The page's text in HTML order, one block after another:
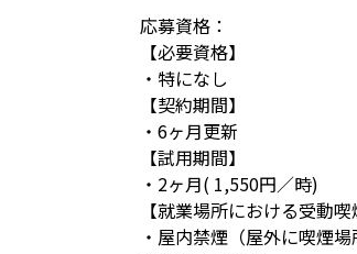
応募資格：
【必要資格】
・特になし
【契約期間】
・6ヶ月更新
【試用期間】
・2ヶ月( 1,550円／時)
【就業場所における受動喫
・屋内禁煙（屋外に喫煙場